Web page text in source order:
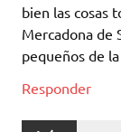
bien las cosas
Mercadona de
pequeños de la
Responder